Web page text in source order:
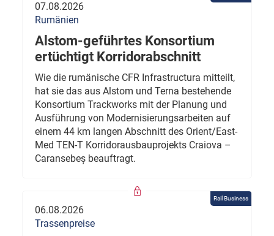
07.08.2026
Rumänien
Alstom-geführtes Konsortium
ertüchtigt Korridorabschnitt
Wie die rumänische CFR Infrastructura mitteilt,
hat sie das aus Alstom und Terna bestehende
Konsortium Trackworks mit der Planung und
Ausführung von Modernisierungsarbeiten auf
einem 44 km langen Abschnitt des Orient/East-
Med TEN-T Korridorausbauprojekts Craiova –
Caransebeș beauftragt.
Rail Business
06.08.2026
Trassenpreise